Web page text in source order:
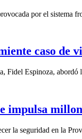
por el sistema
caso
Fidel Espinoza,
impulsa
la seguridad en la